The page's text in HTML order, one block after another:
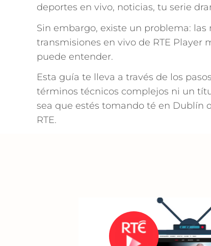
deportes en vivo, noticias, tu serie
Sin embargo, existe un problema:
transmisiones en vivo de RTE
puede entender.
Esta guía te lleva a través de los
términos técnicos complejos ni un
sea que estés tomando té en Dublín
RTE.